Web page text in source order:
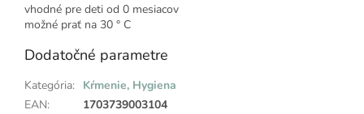
vhodné pre deti od 0 mesiacov
možné prať na 30 ° C
Dodatočné parametre
Kategória: Kŕmenie, Hygiena
EAN: 1703739003104